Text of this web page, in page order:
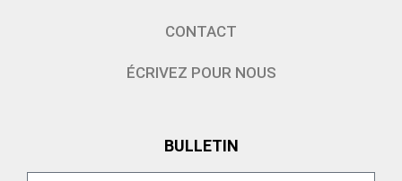
CONTACT
ÉCRIVEZ POUR NOUS
BULLETIN